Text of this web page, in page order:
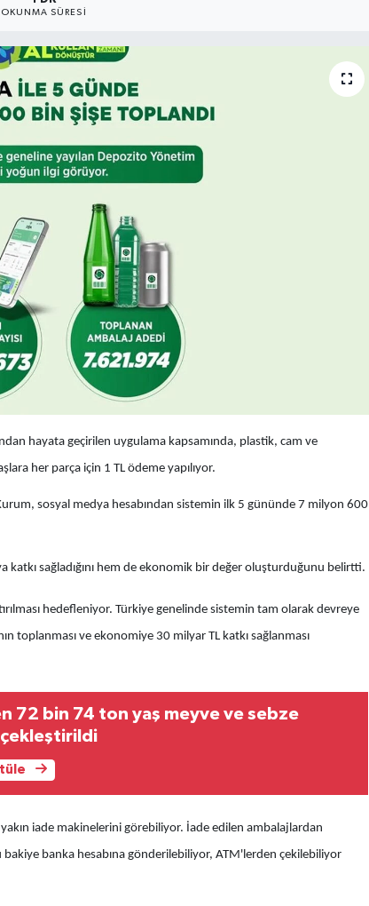
OKUNMA SÜRESI
hayata geçirilen uygulama kapsamında, plastik, cam ve
her parça için 1 TL ödeme yapılıyor.
sosyal medya hesabından sistemin ilk 5 gününde 7 milyon 600
katkı sağladığını hem de ekonomik bir değer oluşturduğunu belirtti.
hedefleniyor. Türkiye genelinde sistemin tam olarak devreye
toplanması ve ekonomiye 30 milyar TL katkı sağlanması
72 bin 74 ton yaş meyve ve sebze
iade makinelerini görebiliyor. İade edilen ambalajlardan
bakiye banka hesabına gönderilebiliyor, ATM'lerden çekilebiliyor